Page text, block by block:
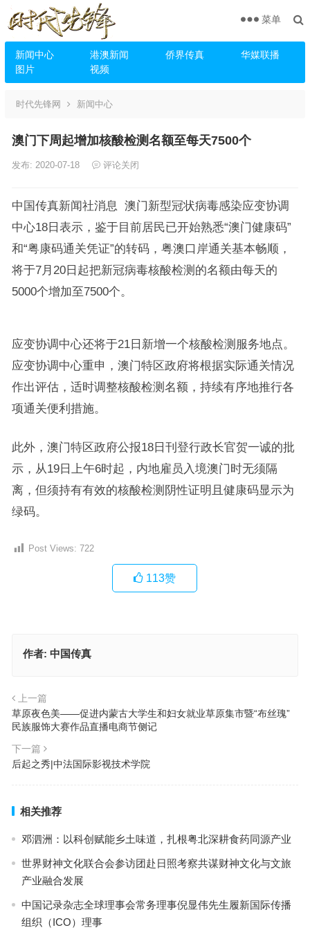
新闻中心 港澳新闻 侨界传真
华媒联播
图片
视频
菜单
时代先锋网 新闻中心
澳门下周起增加核酸检测名额至每天7500个
发布: 2020-07-18 评论关闭
中国传真新闻社消息 澳门新型冠状病毒感染应变协调
中心18日表示，鉴于目前居民已开始熟悉“澳门健康码”
和“粤康码通关凭证”的转码，粤澳口岸通关基本畅顺，
将于7月20日起把新冠病毒核酸检测的名额由每天的
5000个增加至7500个。
应变协调中心还将于21日新增一个核酸检测服务地点。
应变协调中心重申，澳门特区政府将根据实际通关情况
作出评估，适时调整核酸检测名额，持续有序地推行各
项通关便利措施。
此外，澳门特区政府公报18日刊登行政长官贺一诚的批
示，从19日上午6时起，内地雇员入境澳门时无须隔
离，但须持有有效的核酸检测阴性证明且健康码显示为
绿码。
Post Views: 722
113赞
作者: 中国传真
上一篇
草原夜色美——促进内蒙古大学生和妇女就业草原集市暨“布丝瑰”
民族服饰大赛作品直播电商节侧记
下一篇
后起之秀|中法国际影视技术学院
相关推荐
邓泗洲：以科创赋能乡土味道，扎根粤北深耕食药同源产业
世界财神文化联合会参访团赴日照考察共谋财神文化与文旅
产业融合发展
中国记录杂志全球理事会常务理事倪显伟先生履新国际传播
组织（ICO）理事